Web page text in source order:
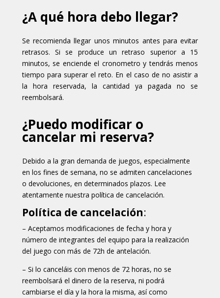
¿A qué hora debo llegar?
Se recomienda llegar unos minutos antes para evitar
retrasos. Si se produce un retraso superior a 15
minutos, se enciende el cronometro y tendrás menos
tiempo para superar el reto. En el caso de no asistir a
la hora reservada, la cantidad ya pagada no se
reembolsará.
¿Puedo modificar o
cancelar mi reserva?
Debido a la gran demanda de juegos, especialmente
en los fines de semana, no se admiten cancelaciones
o devoluciones, en determinados plazos. Lee
atentamente nuestra política de cancelación.
Política de cancelación:
– Aceptamos modificaciones de fecha y hora y
número de integrantes del equipo para la realización
del juego con más de 72h de antelación.
– Si lo canceláis con menos de 72 horas, no se
reembolsará el dinero de la reserva, ni podrá
cambiarse el día y la hora la misma, así como